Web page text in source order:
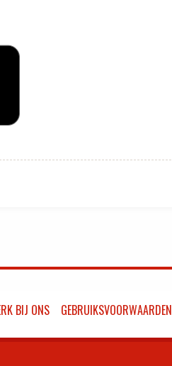
BIJ ONS GEBRUIKSVOORWAARDEN